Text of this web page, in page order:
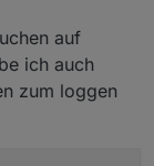
auf
ich auch
zum loggen